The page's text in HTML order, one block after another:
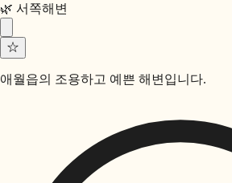
🌿 서쪽해변
☆
애월읍의 조용하고 예쁜 해변입니다.